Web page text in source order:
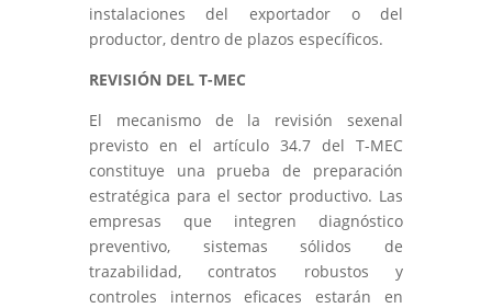
instalaciones del exportador o del
productor, dentro de plazos específicos.
REVISIÓN DEL T-MEC
El mecanismo de la revisión sexenal
previsto en el artículo 34.7 del T-MEC
constituye una prueba de preparación
estratégica para el sector productivo. Las
empresas que integren diagnóstico
preventivo, sistemas sólidos de
trazabilidad, contratos robustos y
controles internos eficaces estarán en